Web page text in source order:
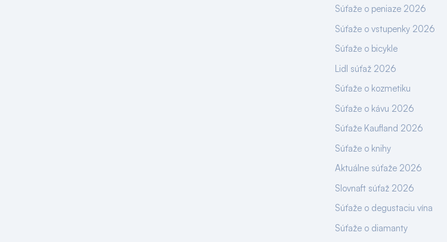
Súťaže o peniaze 2026
Súťaže o vstupenky 2026
Súťaže o bicykle
Lidl súťaž 2026
Súťaže o kozmetiku
Súťaže o kávu 2026
Súťaže Kaufland 2026
Súťaže o knihy
Aktuálne súťaže 2026
Slovnaft súťaž 2026
Súťaže o degustaciu vína
Súťaže o diamanty